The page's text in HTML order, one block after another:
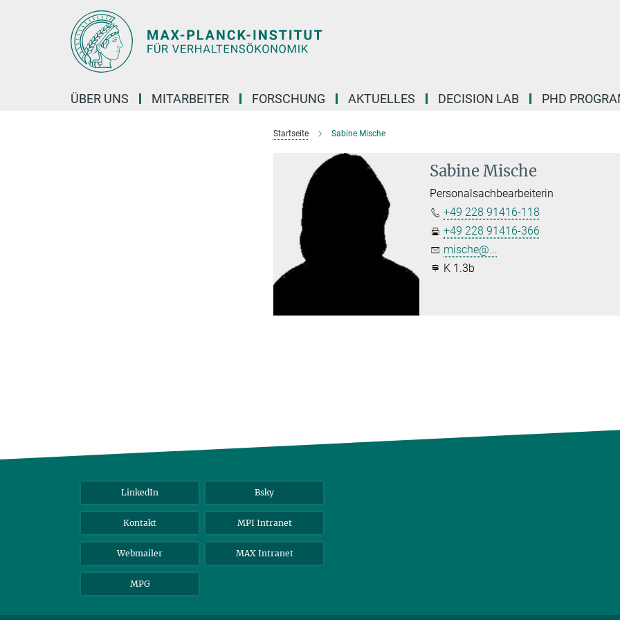
ÜBER UNS MITARBEITER FORSCHUNG AKTUELLES DECISION LAB PHD
Startseite Sabine Mische
Sabine Mische
Personalsachbearbeiterin
+49 228 91416-118
+49 228 91416-366
mische@...
K 1.3b
LinkedIn Bsky
Kontakt MPI Intranet
Webmailer MAX Intranet
MPG